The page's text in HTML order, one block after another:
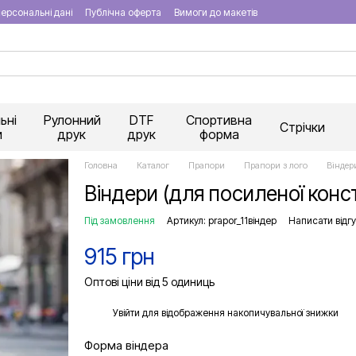
дані Публічна оферта Вимоги до макетів
Рулонний
друк
DTF
друк
Спортивна
форма
Стрічки
Головна Каталог Прапори Прапори з лого
Віндери (для посиленої
Під замовлення Артикул: prapor_11віндер Написати
915 грн
Оптові ціни від 5 одиниць
Увійти для відображення накопичувальної знижки
Форма віндера